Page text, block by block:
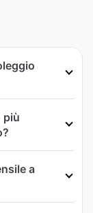
più
a